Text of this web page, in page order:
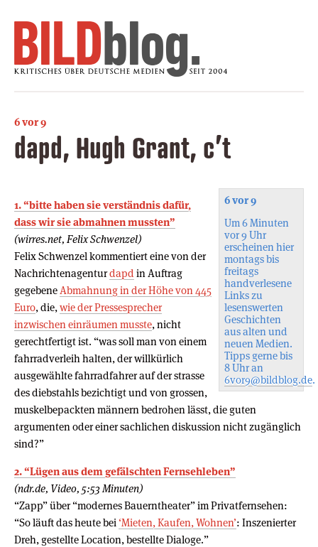
6 vor 9
dapd, Hugh Grant, c’t
6 vor 9
Um 6 Minuten
vor 9 Uhr
erscheinen hier
montags bis
freitags
handverlesene
Links zu
lesenswerten
Geschichten
aus alten und
neuen Medien.
Tipps gerne bis
8 Uhr an
6vor9@bildblog.de.
1. “bitte haben sie verständnis dafür,
dass wir sie abmahnen mussten”
(wirres.net, Felix Schwenzel)
Felix Schwenzel kommentiert eine von der
Nachrichtenagenturdapd in Auftrag
gegebene Abmahnung in der Höhe von 445
Euro, die, wie der Pressesprecher
inzwischen einräumen musste, nicht
gerechtfertigt ist. “was soll man von einem
fahrradverleih halten, der willkürlich
ausgewählte fahrradfahrer auf der strasse
des diebstahls bezichtigt und von grossen,
muskelbepackten männern bedrohen lässt, die guten
argumenten oder einer sachlichen diskussion nicht zugänglich
sind?”
2. “Lügen aus dem gefälschten Fernsehleben”
(ndr.de, Video, 5:53 Minuten)
“Zapp” über “modernes Bauerntheater” im Privatfernsehen:
“So läuft das heute bei ‘Mieten, Kaufen, Wohnen’: Inszenierter
Dreh, gestellte Location, bestellte Dialoge.”